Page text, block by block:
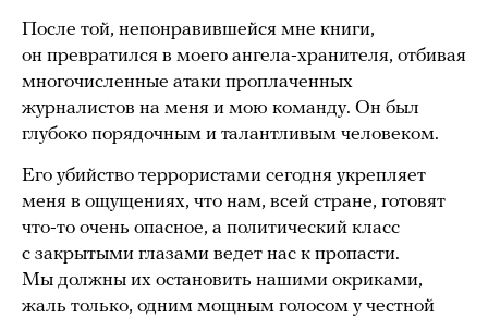
После той, непонравившейся мне книги,
он превратился в моего ангела-хранителя, отбивая
многочисленные атаки проплаченных
журналистов на меня и мою команду. Он был
глубоко порядочным и талантливым человеком.
Его убийство террористами сегодня укрепляет
меня в ощущениях, что нам, всей стране, готовят
что-то очень опасное, а политический класс
с закрытыми глазами ведет нас к пропасти.
Мы должны их остановить нашими окриками,
жаль только, одним мощным голосом у честной